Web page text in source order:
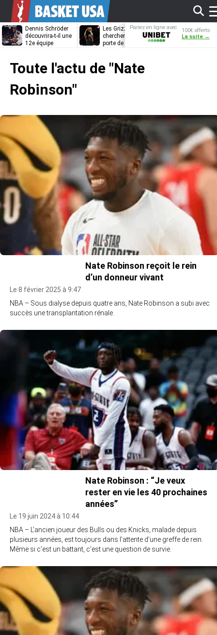
Dennis Schröder
découvrira-t-il une
12e équipe
Les Grizzlies
cherchent déjà une
porte de sortie
Dwane Casey
bientôt coach
Pariez en ligne avec
Unibet
100€ offerts
La suite →
Toute l'actu de "Nate
Robinson"
Nate Robinson reçoit le rein
d’un donneur vivant
Le 8 février 2025 à 9:47
NBA – Sous dialyse depuis quatre ans, Nate Robinson a subi avec
succès une transplantation rénale.
Nate Robinson : “Je veux
rester en vie les 40 prochaines
années”
Le 19 juin 2024 à 10:44
NBA – L’ancien joueur des Bulls ou des Knicks, malade depuis
plusieurs années, est toujours dans l’attente d’une greffe de rein.
Même si c’est un battant, c’est une question de survie.